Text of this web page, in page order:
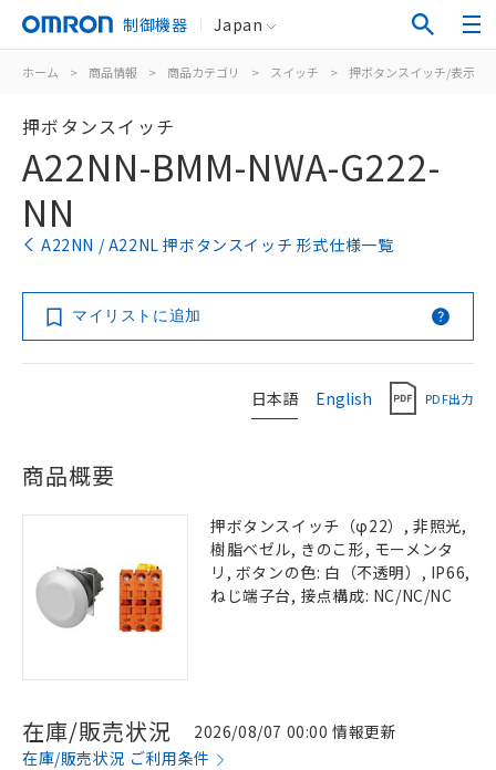
制御機器 Japan
ホーム > 商品情報 > 商品カテゴリ > スイッチ > 押ボタンスイッチ/表示灯
押ボタンスイッチ
A22NN-BMM-NWA-G222-
NN
A22NN / A22NL 押ボタンスイッチ 形式仕様一覧
マイリストに追加
日本語 English PDF出力
商品概要
押ボタンスイッチ（φ22）, 非照光,
樹脂ベゼル, きのこ形, モーメンタ
リ, ボタンの色: 白（不透明）, IP66,
ねじ端子台, 接点構成: NC/NC/NC
在庫/販売状況
2026/08/07 00:00 情報更新
在庫/販売状況 ご利用条件